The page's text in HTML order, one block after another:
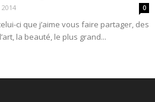
0
ci que j’aime vous faire partager, des
la beauté, le plus grand...